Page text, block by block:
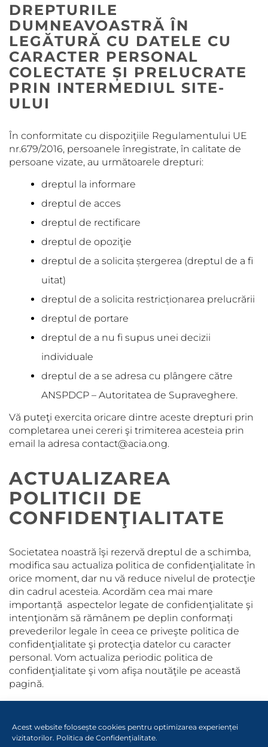
Acest website folosește cookies pentru optimizarea experienței
vizitatorilor. Politica de Confidențialitate.
DREPTURILE
DUMNEAVOASTRĂ ÎN
LEGĂTURĂ CU DATELE CU
CARACTER PERSONAL
COLECTATE ȘI PRELUCRATE
PRIN INTERMEDIUL SITE-
ULUI
În conformitate cu dispoziţiile Regulamentului UE
nr.679/2016, persoanele înregistrate, în calitate de
persoane vizate, au următoarele drepturi:
dreptul la informare
dreptul de acces
dreptul de rectificare
dreptul de opoziţie
dreptul de a solicita ștergerea (dreptul de a fi
uitat)
dreptul de a solicita restricționarea prelucrării
dreptul de portare
dreptul de a nu fi supus unei decizii
individuale
dreptul de a se adresa cu plângere către
ANSPDCP – Autoritatea de Supraveghere.
Vă puteţi exercita oricare dintre aceste drepturi prin
completarea unei cereri şi trimiterea acesteia prin
email la adresa contact@acia.ong.
ACTUALIZAREA
POLITICII DE
CONFIDENŢIALITATE
Societatea noastră îşi rezervă dreptul de a schimba,
modifica sau actualiza politica de confidenţialitate în
orice moment, dar nu vă reduce nivelul de protecţie
din cadrul acesteia. Acordăm cea mai mare
importanță aspectelor legate de confidenţialitate şi
intenţionăm să rămânem pe deplin conformați
prevederilor legale în ceea ce priveşte politica de
confidenţialitate şi protecţia datelor cu caracter
personal. Vom actualiza periodic politica de
confidenţialitate şi vom afişa noutăţile pe această
pagină.
© COPYRIGHT2026. TOATE DREPTURILE
REZERVATE. ASOCIAȚIA PENTRU CONȘTIENTIZAREA